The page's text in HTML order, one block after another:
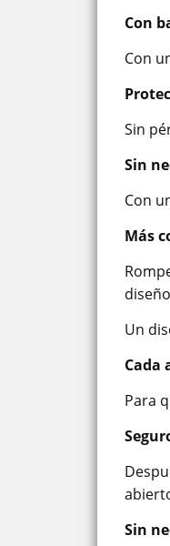
Con
Con
Sin
Sin
Con
Más
Un
Cada
Para
Sin